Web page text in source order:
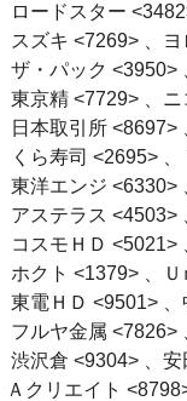
ードスター
ズキ <7269> 、
・パック <3950>
京精 <7729> 、
本取引所 <8697>
ら寿司 <2695>
洋エンジ <6330>
ステラス <4503>
スモＨＤ <5021>
クト <1379> 、
電ＨＤ <9501>
ルヤ金属 <7826>
沢倉 <9304> 、
クリエイト